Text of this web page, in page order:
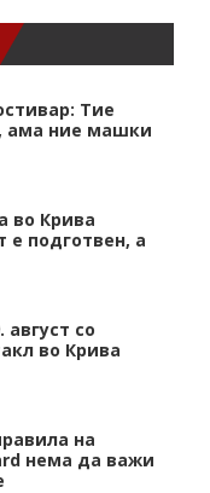
Тие
ама ние машки
во Крива
е подготвен, а
август со
во Крива
на
нема да важи